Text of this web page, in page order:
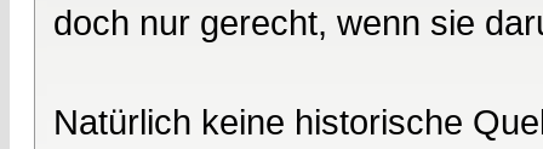
doch nur gerecht, wenn sie
Natürlich keine historische